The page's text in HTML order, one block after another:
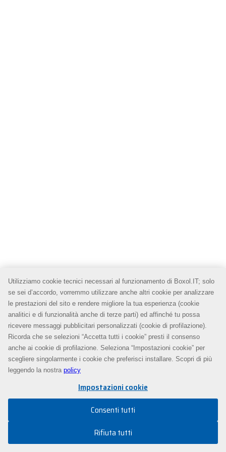
Utilizziamo cookie tecnici necessari al funzionamento di Boxol.IT; solo
se sei d’accordo, vorremmo utilizzare anche altri cookie per analizzare
le prestazioni del sito e rendere migliore la tua esperienza (cookie
analitici e di funzionalità anche di terze parti) ed affinché tu possa
ricevere messaggi pubblicitari personalizzati (cookie di profilazione).
Ricorda che se selezioni “Accetta tutti i cookie” presti il consenso
anche ai cookie di profilazione. Seleziona “Impostazioni cookie” per
scegliere singolarmente i cookie che preferisci installare. Scopri di più
leggendo la nostra policy
Impostazioni cookie
Consenti tutti
Rifiuta tutti